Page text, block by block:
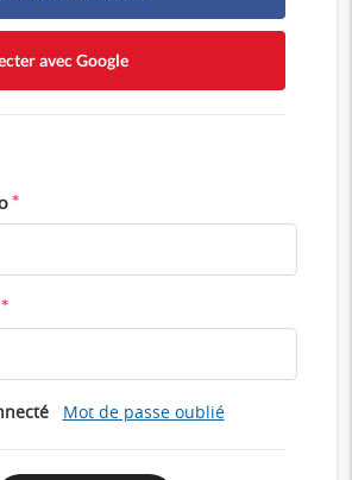
avec Google
*
*
Mot de passe oublié